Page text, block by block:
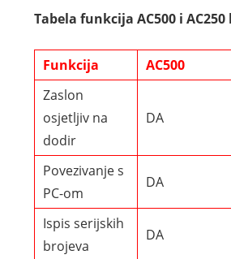
Tabela funkcija AC500 i
Funkcija AC500
Zaslon
osjetljiv na
dodir
DA
Povezivanje s
PC-om
DA
Ispis serijskih
brojeva
DA